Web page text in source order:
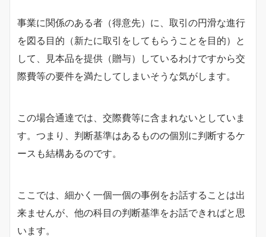
事業に関係のある者（得意先）に、取引の円滑な進行
を図る目的（新たに取引をしてもらうことを目的）と
して、見本品を提供（贈与）しているわけですから交
際費等の要件を満たしてしまいそうな気がします。
この場合通達では、交際費等に含まれないとしていま
す。つまり、判断基準はあるものの個別に判断するケ
ースも結構あるのです。
ここでは、細かく一個一個の事例をお話することは出
来ませんが、他の科目の判断基準をお話できればと思
います。